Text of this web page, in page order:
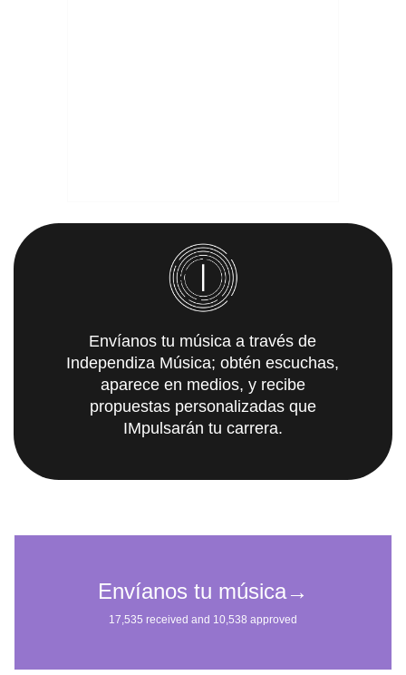
Envíanos tu música a través de
Independiza Música; obtén escuchas,
aparece en medios, y recibe
propuestas personalizadas que
IMpulsarán tu carrera.